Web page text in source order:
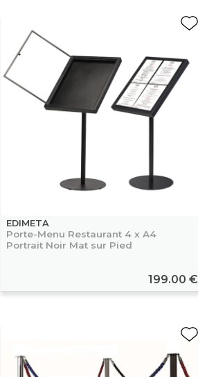
EDIMETA
Porte-Menu Restaurant 4 x A4
Portrait Noir Mat sur Pied
199.00 €